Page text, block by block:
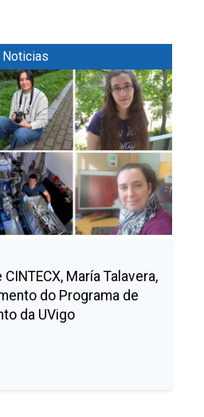
Noticias
María Talavera,
do Programa de
da UVigo